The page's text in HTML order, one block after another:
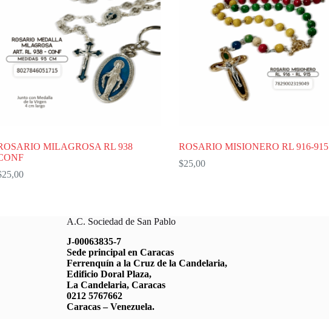
MILAGROSA RL 938
25,00
ROSARIO MISIONERO RL 916-915
$25,00
A.C. Sociedad de San Pablo
J-00063835-7
Sede principal en Caracas
Ferrenquín a la Cruz de la Candelaria,
Edificio Doral Plaza,
La Candelaria, Caracas
0212 5767662
Caracas – Venezuela.